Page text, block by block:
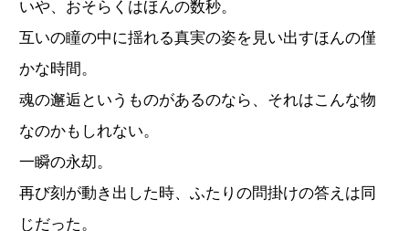
いや、おそらくはほんの数秒。
互いの瞳の中に揺れる真実の姿を見い出すほんの僅
かな時間。
魂の邂逅というものがあるのなら、それはこんな物
なのかもしれない。
一瞬の永刧。
再び刻が動き出した時、ふたりの問掛けの答えは同
じだった。